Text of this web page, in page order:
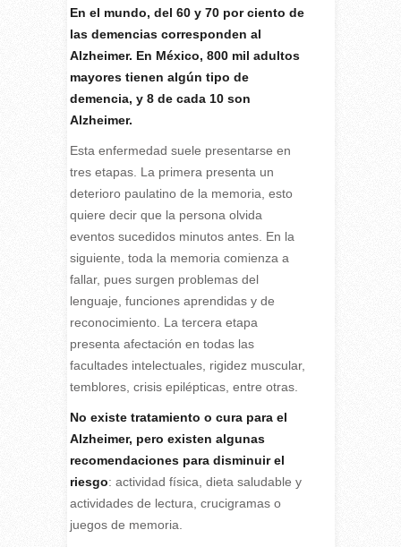
En el mundo, del 60 y 70 por ciento de
las demencias corresponden al
Alzheimer. En México, 800 mil adultos
mayores tienen algún tipo de
demencia, y 8 de cada 10 son
Alzheimer.
Esta enfermedad suele presentarse en
tres etapas. La primera presenta un
deterioro paulatino de la memoria, esto
quiere decir que la persona olvida
eventos sucedidos minutos antes. En la
siguiente, toda la memoria comienza a
fallar, pues surgen problemas del
lenguaje, funciones aprendidas y de
reconocimiento. La tercera etapa
presenta afectación en todas las
facultades intelectuales, rigidez muscular,
temblores, crisis epilépticas, entre otras.
No existe tratamiento o cura para el
Alzheimer, pero existen algunas
recomendaciones para disminuir el
riesgo: actividad física, dieta saludable y
actividades de lectura, crucigramas o
juegos de memoria.